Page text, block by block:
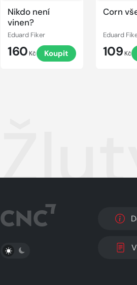
Nikdo není
vinen?
Eduard Fiker
160 Kč Koupit
Corn
Eduard
109 Kč
PŘEPNOUT SVĚTLÝ/TMAVÝ REŽIM